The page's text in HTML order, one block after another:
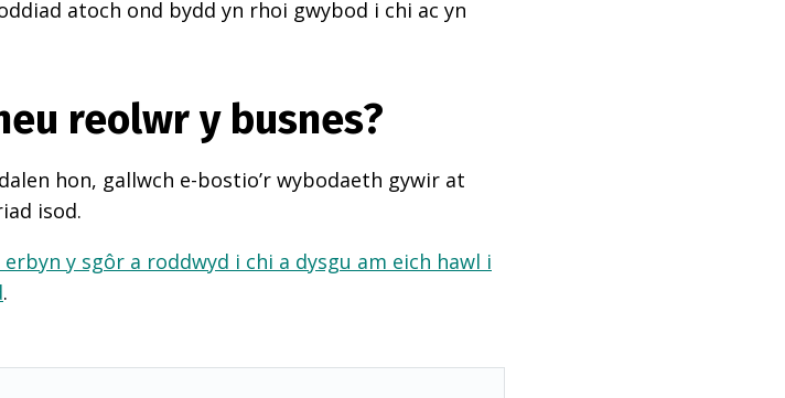
atoch ond bydd yn rhoi gwybod i chi ac yn
reolwr y busnes?
hon, gallwch e-bostio’r wybodaeth gywir at
isod.
y sgôr a roddwyd i chi a dysgu am eich hawl i
.